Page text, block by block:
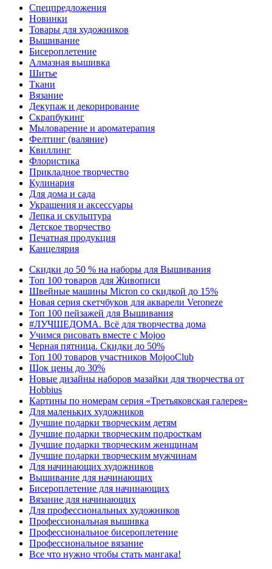
Спецпредложения
Новинки
Товары для художников
Вышивание
Бисероплетение
Алмазная вышивка
Шитье
Ткани
Вязание
Декупаж и декорирование
Скрапбукинг
Мыловарение и ароматерапия
Фелтинг (валяние)
Квиллинг
Флористика
Прикладное творчество
Кулинария
Для дома и сада
Украшения и аксессуары
Лепка и скульптура
Детское творчество
Печатная продукция
Канцелярия
Скидки до 50 % на наборы для Вышивания
Топ 100 товаров для Живописи
Швейные машины Micron со скидкой до 15%
Новая серия скетчбуков для акварели Veroneze
Топ 100 пейзажей для Вышивания
#ЛУЧШЕДОМА. Всё для творчества дома
Учимся рисовать вместе с Mojoo
Черная пятница. Скидки до 50%
Топ 100 товаров участников MojooClub
Шок цены до 30%
Новые дизайны наборов мазайки для творчества от
Hobbius
Картины по номерам серия «Третьяковская галерея»
Для маленьких художников
Лучшие подарки творческим детям
Лучшие подарки творческим подросткам
Лучшие подарки творческим женщинам
Лучшие подарки творческим мужчинам
Для начинающих художников
Вышивание для начинающих
Бисероплетение для начинающих
Вязание для начинающих
Для профессиональных художников
Профессиональная вышивка
Профессиональное бисероплетение
Профессиональное вязание
Все что нужно чтобы стать мангака!